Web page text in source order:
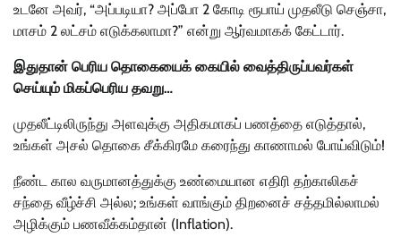
உடனே அவர், “அப்படியா? அப்போ 2 கோடி ரூபாய் முதலீடு செஞ்சா,
மாசம் 2 லட்சம் எடுக்கலாமா?” என்று ஆர்வமாகக் கேட்டார்.
இதுதான் பெரிய தொகையைக் கையில் வைத்திருப்பவர்கள்
செய்யும் மிகப்பெரிய தவறு…
முதலீட்டிலிருந்து அளவுக்கு அதிகமாகப் பணத்தை எடுத்தால்,
உங்கள் அசல் தொகை சீக்கிரமே கரைந்து காணாமல் போய்விடும்!
நீண்ட கால வருமானத்துக்கு உண்மையான எதிரி தற்காலிகச்
சந்தை வீழ்ச்சி அல்ல; உங்கள் வாங்கும் திறனைச் சத்தமில்லாமல்
அழிக்கும் பணவீக்கம்தான் (Inflation).